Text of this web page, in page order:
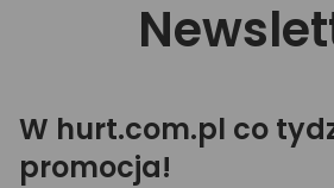
W hurt.com.pl co
promocja!